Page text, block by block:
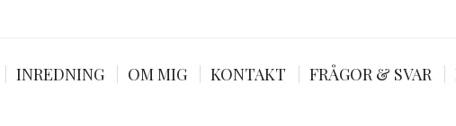
INREDNING OM MIG KONTAKT FRÅGOR & SVAR